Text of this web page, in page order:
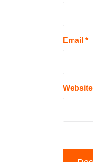
Email *
Website